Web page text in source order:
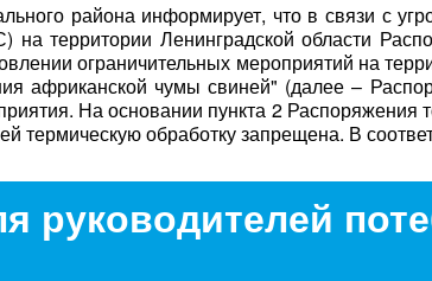
района информирует, что в связи с
территории Ленинградской области
ограничительных мероприятий на
африканской чумы свиней" (далее –
На основании пункта 2
термическую обработку запрещена. В
руководителей